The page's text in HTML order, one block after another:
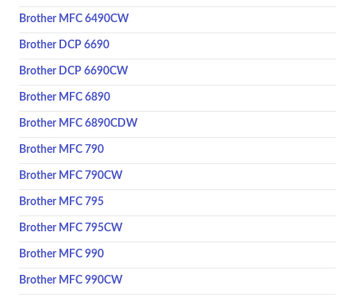
Brother MFC 6490CW
Brother DCP 6690
Brother DCP 6690CW
Brother MFC 6890
Brother MFC 6890CDW
Brother MFC 790
Brother MFC 790CW
Brother MFC 795
Brother MFC 795CW
Brother MFC 990
Brother MFC 990CW